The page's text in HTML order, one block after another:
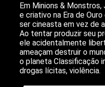
Em Minions &
e criativo na Era de
ser cineasta em vez de
Ao tentar produzir seu
ele acidentalmente
ameaçam destruir o
o planeta Classificação
drogas lícitas, violência.